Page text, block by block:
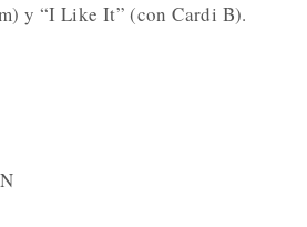
y “I Like It” (con Cardi B).